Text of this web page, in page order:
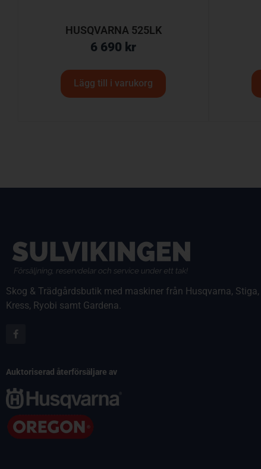
HUSQVARNA 525LK
6 690 kr
Lägg till i varukorg
Skog & Trädgårdsbutik med maskiner från Husqvarna, Stiga,
Kress, Ryobi samt Gardena.
Auktoriserad återförsäljare av